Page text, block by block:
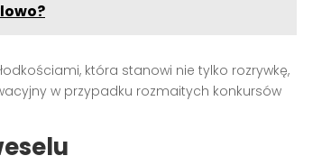
która stanowi nie tylko rozrywkę,
w przypadku rozmaitych konkursów